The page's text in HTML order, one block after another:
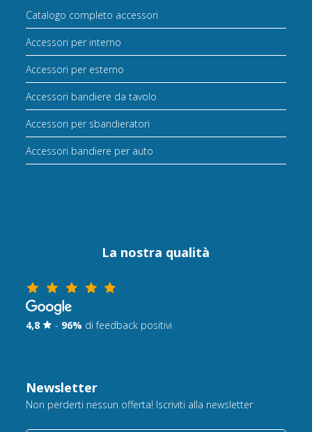
Catalogo completo accessori
Accessori per interno
Accessori per esterno
Accessori bandiere da tavolo
Accessori per sbandieratori
Accessori bandiere per auto
La nostra qualità
4,8 - 96% di feedback positivi
Newsletter
Non perderti nessun offerta! Iscriviti alla newsletter